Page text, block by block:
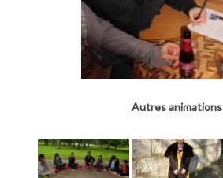
Autres animations